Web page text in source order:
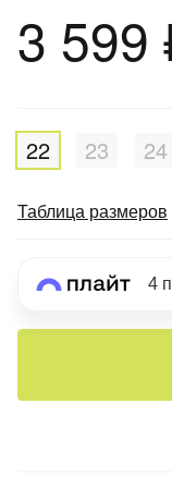
3 599
22 23 24
Таблица размеров
4
Подробнее
об оплате
недели